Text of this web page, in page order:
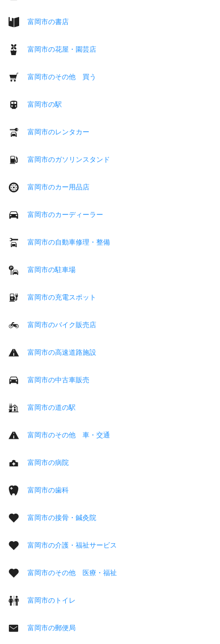
富岡市の書店
富岡市の花屋・園芸店
富岡市のその他 買う
富岡市の駅
富岡市のレンタカー
富岡市のガソリンスタンド
富岡市のカー用品店
富岡市のカーディーラー
富岡市の自動車修理・整備
富岡市の駐車場
富岡市の充電スポット
富岡市のバイク販売店
富岡市の高速道路施設
富岡市の中古車販売
富岡市の道の駅
富岡市のその他 車・交通
富岡市の病院
富岡市の歯科
富岡市の接骨・鍼灸院
富岡市の介護・福祉サービス
富岡市のその他 医療・福祉
富岡市のトイレ
富岡市の郵便局